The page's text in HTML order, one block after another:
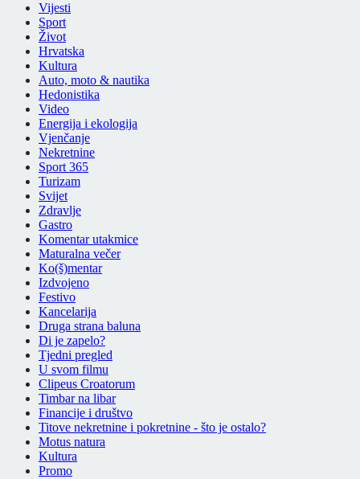
Vijesti
Sport
Život
Hrvatska
Kultura
Auto, moto & nautika
Hedonistika
Video
Energija i ekologija
Vjenčanje
Nekretnine
Sport 365
Turizam
Svijet
Zdravlje
Gastro
Komentar utakmice
Maturalna večer
Ko(š)mentar
Izdvojeno
Festivo
Kancelarija
Druga strana baluna
Di je zapelo?
Tjedni pregled
U svom filmu
Clipeus Croatorum
Timbar na libar
Financije i društvo
Titove nekretnine i pokretnine - što je ostalo?
Motus natura
Kultura
Promo